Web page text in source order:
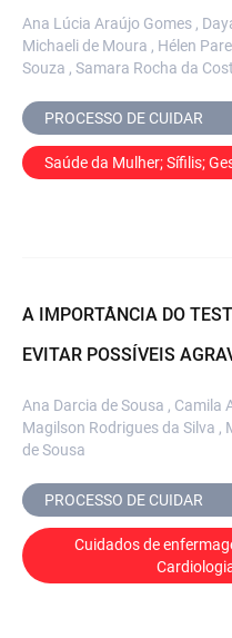
Ana Lúcia Araújo Gomes ,
Michaeli de Moura , Hélen
Souza , Samara Rocha da
Saúde da Mulher; Sífilis;
A IMPORTÂNCIA DO
EVITAR POSSÍVEIS
Ana Darcia de Sousa , Camila
Magilson Rodrigues da Silva ,
de Sousa
Cuidados de